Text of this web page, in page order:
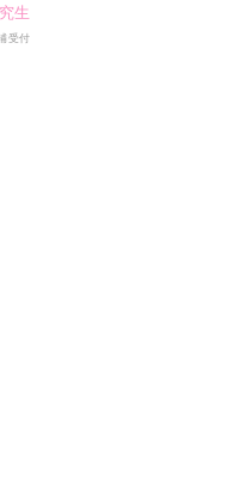
生
受付